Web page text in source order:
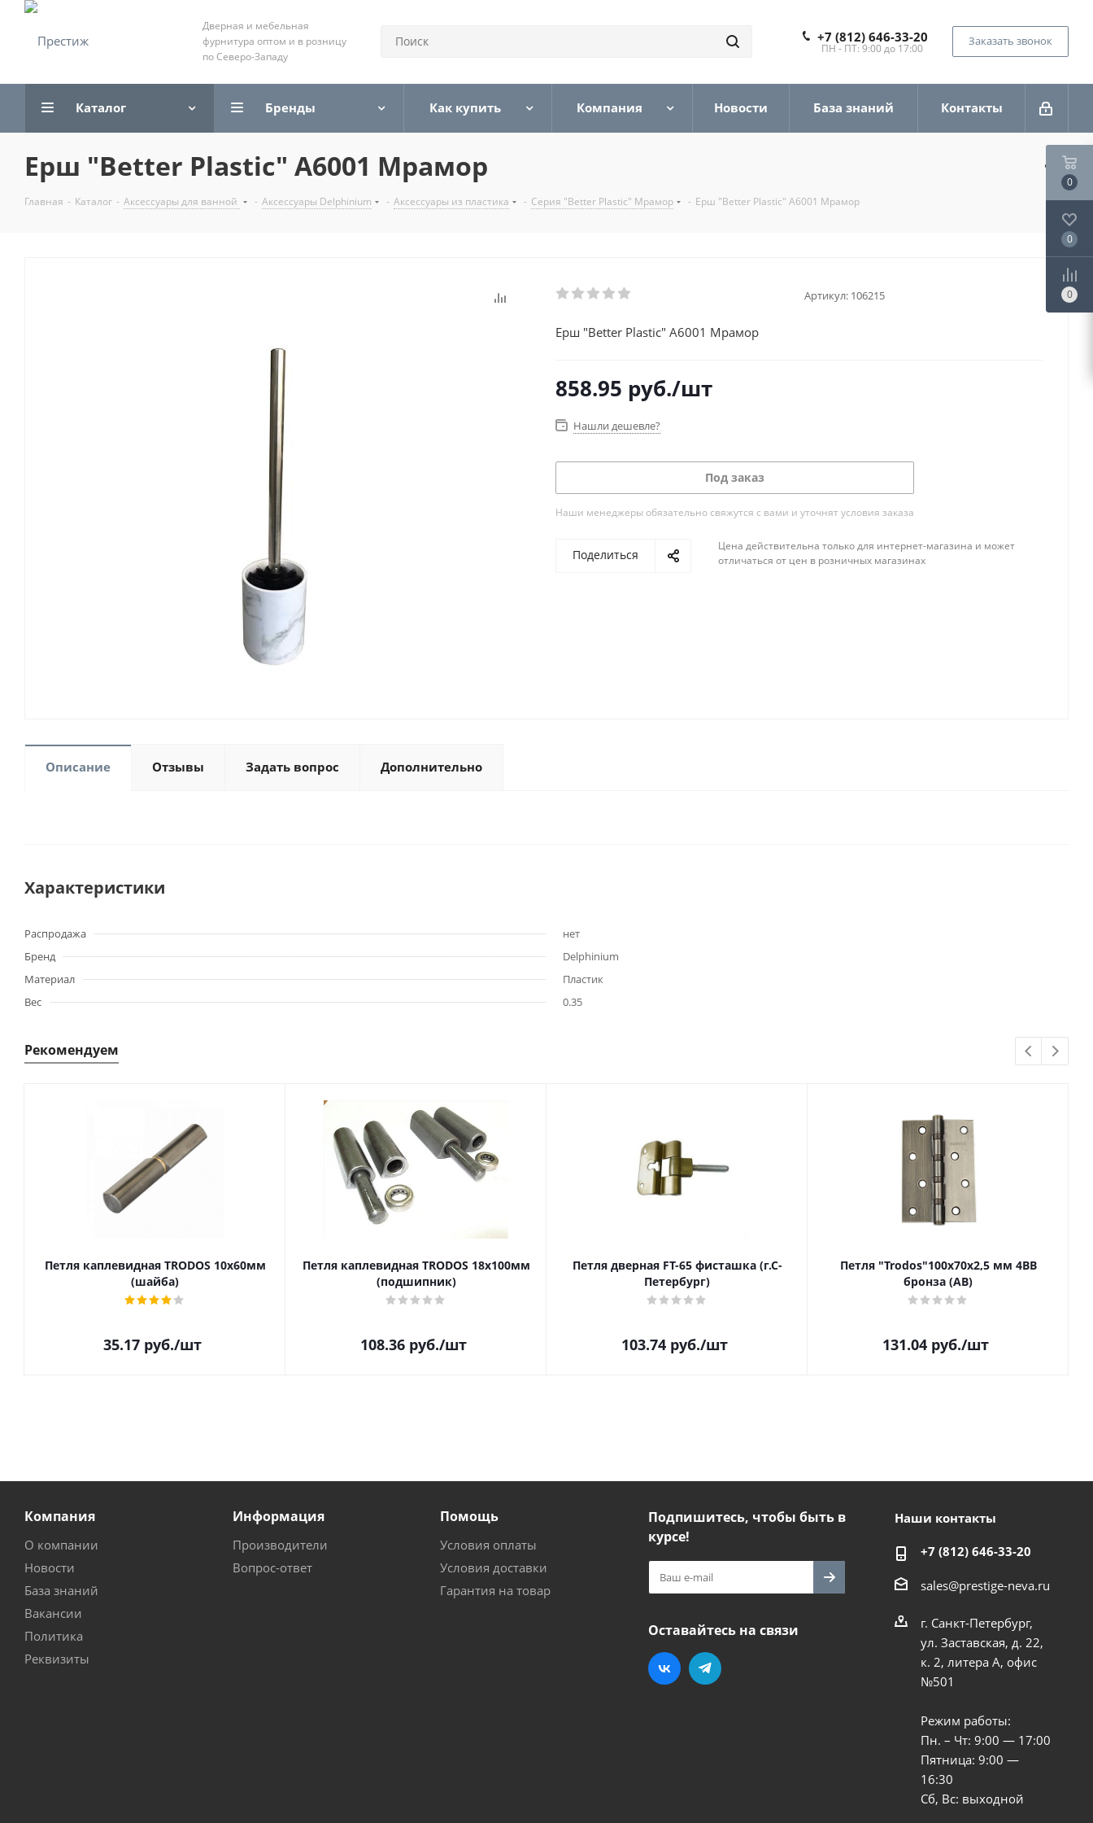
Дверная и мебельная
фурнитура оптом и в розницу
по Северо-Западу
+7 (812) 646-33-20
ПН - ПТ: 9:00 до 17:00
Заказать звонок
Каталог Бренды Как купить Компания Новости База знаний Контакты
Ерш "Better Plastic" А6001 Мрамор
Главная - Каталог - Аксессуары для ванной - Аксессуары Delphinium - Аксессуары из пластика - Серия "Better Plastic" Мрамор - Ерш "Better Plastic" А6001 Мрамор
Артикул: 106215
Ерш "Better Plastic" А6001 Мрамор
858.95 руб./шт
Нашли дешевле?
Под заказ
Наши менеджеры обязательно свяжутся с вами и уточнят условия заказа
Поделиться
Цена действительна только для интернет-магазина и может
отличаться от цен в розничных магазинах
Описание Отзывы Задать вопрос Дополнительно
Характеристики
Распродажа
нет
Бренд
Delphinium
Материал
Пластик
Вес
0.35
Рекомендуем
Петля каплевидная TRODOS 10х60мм
(шайба)
35.17руб./шт
Петля каплевидная TRODOS 18х100мм
(подшипник)
108.36руб./шт
Петля дверная FT-65 фисташка (г.С-
Петербург)
103.74руб./шт
Петля "Trodos"100х70х2,5 мм 4BB
бронза (AB)
131.04руб./шт
Компания
О компании
Новости
База знаний
Вакансии
Политика
Реквизиты
Информация
Производители
Вопрос-ответ
Помощь
Условия оплаты
Условия доставки
Гарантия на товар
Подпишитесь, чтобы быть в
курсе!
Оставайтесь на связи
Наши контакты
+7 (812) 646-33-20
sales@prestige-neva.ru
г. Санкт-Петербург,
ул. Заставская, д. 22,
к. 2, литера А, офис
№501
Режим работы:
Пн. – Чт: 9:00 — 17:00
Пятница: 9:00 —
16:30
Сб, Вс: выходной
0
0
0